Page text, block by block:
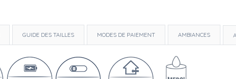
GUIDE DES TAILLES MODES DE PAIEMENT AMBIANCES